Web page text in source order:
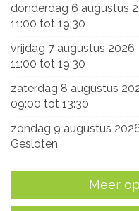
donderdag 6 augustus
11:00 tot 19:30
vrijdag 7 augustus 2026
11:00 tot 19:30
zaterdag 8 augustus
09:00 tot 13:30
zondag 9 augustus
Gesloten
Meer